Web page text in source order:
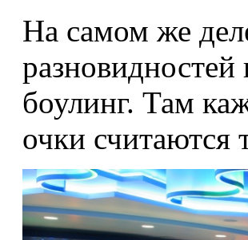
На самом же
разновидностей
боулинг. Там
очки считаются